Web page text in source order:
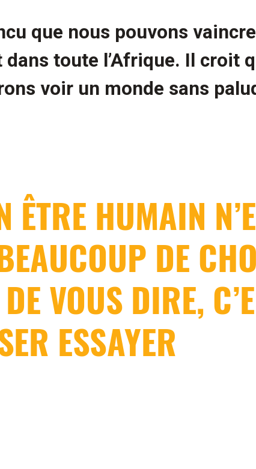
que nous pouvons
dans toute l’Afrique. Il croit
voir un monde sans
ÊTRE HUMAIN
DE
VOUS DIRE,
ESSAYER